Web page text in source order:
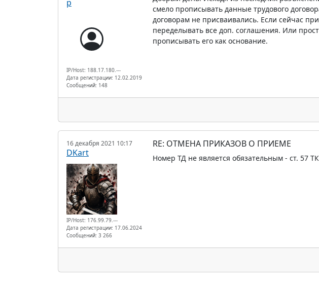
р
IP/Host: 188.17.180.---
Дата регистрации: 12.02.2019
Сообщений: 148
смело прописывать данные трудового
договорам не присваивались. Если сейчас
переделывать все доп. соглашения. Или
прописывать его как основание.
16 декабря 2021 10:17
DKart
IP/Host: 176.99.79.---
Дата регистрации: 17.06.2024
Сообщений: 3 266
RE: ОТМЕНА ПРИКАЗОВ О ПРИЕМЕ
Номер ТД не является обязательным - ст. 57